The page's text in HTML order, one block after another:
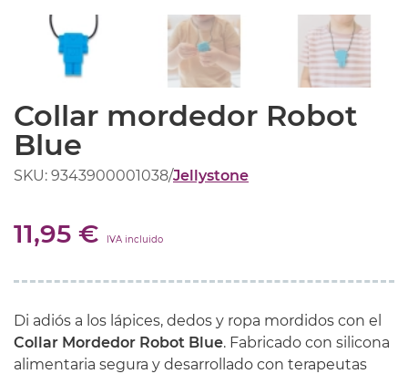
Collar mordedor Robot
Blue
SKU: 9343900001038/Jellystone
11,95 € IVA incluido
Di adiós a los lápices, dedos y ropa mordidos con el
Collar Mordedor Robot Blue. Fabricado con silicona
alimentaria segura y desarrollado con terapeutas